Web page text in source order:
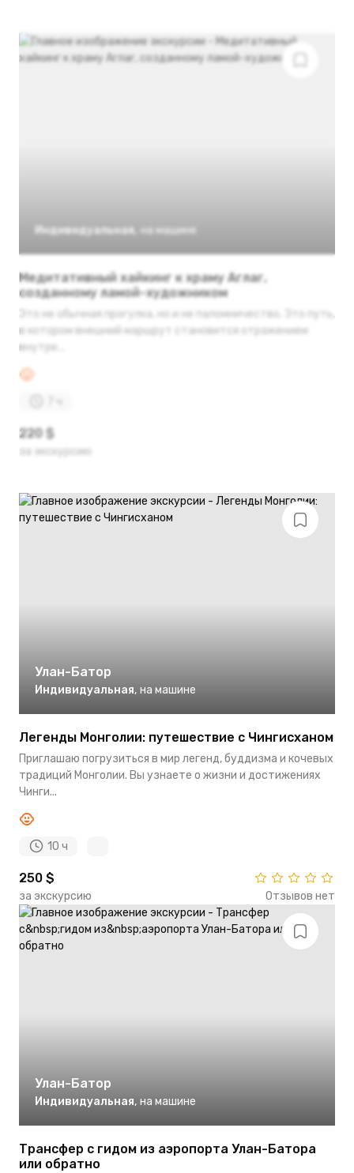
Индивидуальная на машине
Медитативный хайкинг к храму Аглаг,
созданному ламой-художником
Это не обычная прогулка, но и не паломничество. Это путь,
в котором внешний маршрут становится отражением
внутре...
220 $
за экскурсию
Улан-Батор
Индивидуальная, на машине
Легенды Монголии: путешествие с Чингисханом
Приглашаю погрузиться в мир легенд, буддизма и кочевых
традиций Монголии. Вы узнаете о жизни и достижениях
Чинги...
10 ч
250 $
за экскурсию Отзывов нет
Улан-Батор
Индивидуальная, на машине
Трансфер с гидом из аэропорта Улан-Батора
или обратно